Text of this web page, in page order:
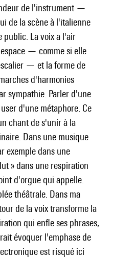
de l'instrument —
de la scène à l'italienne
La voix a l'air
— comme si elle
— et la forme de
d'harmonies
sympathie. Parler d'une
d'une métaphore. Ce
chant de s'unir à la
Dans une musique
exemple dans une
» dans une respiration
d'orgue qui appelle.
théâtrale. Dans ma
de la voix transforme la
qui enfle ses phrases,
évoquer l'emphase de
est risqué ici